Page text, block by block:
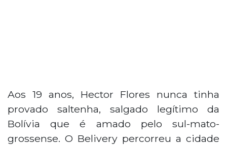
Aos 19 anos, Hector Flores nunca tinha
provado saltenha, salgado legítimo da
Bolívia que é amado pelo sul-mato-
grossense. O Belivery percorreu a cidade